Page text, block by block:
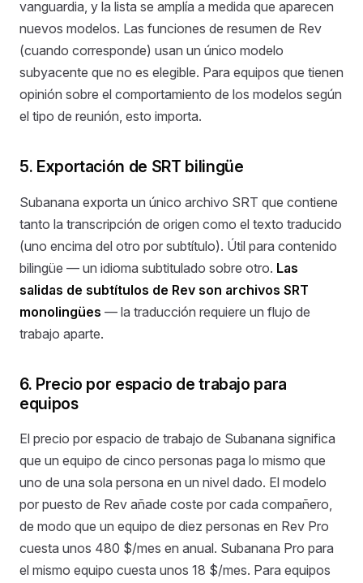
vanguardia, y la lista se amplía a medida que aparecen
nuevos modelos. Las funciones de resumen de Rev
(cuando corresponde) usan un único modelo
subyacente que no es elegible. Para equipos que tienen
opinión sobre el comportamiento de los modelos según
el tipo de reunión, esto importa.
5. Exportación de SRT bilingüe
Subanana exporta un único archivo SRT que contiene
tanto la transcripción de origen como el texto traducido
(uno encima del otro por subtítulo). Útil para contenido
bilingüe — un idioma subtitulado sobre otro. Las
salidas de subtítulos de Rev son archivos SRT
monolingües — la traducción requiere un flujo de
trabajo aparte.
6. Precio por espacio de trabajo para
equipos
El precio por espacio de trabajo de Subanana significa
que un equipo de cinco personas paga lo mismo que
uno de una sola persona en un nivel dado. El modelo
por puesto de Rev añade coste por cada compañero,
de modo que un equipo de diez personas en Rev Pro
cuesta unos 480 $/mes en anual. Subanana Pro para
el mismo equipo cuesta unos 18 $/mes. Para equipos